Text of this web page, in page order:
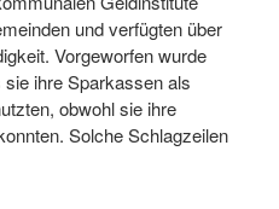
und verfügten über
Vorgeworfen wurde
ihre Sparkassen als
obwohl sie ihre
Solche Schlagzeilen